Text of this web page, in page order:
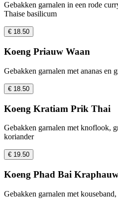
Gebakken garnalen in een rode
Thaise basilicum
€ 18.50
Koeng Priauw Waan
Gebakken garnalen met ananas en
€ 18.50
Koeng Kratiam Prik Thai
Gebakken garnalen met knoflook,
koriander
€ 19.50
Koeng Phad Bai
Gebakken garnalen met